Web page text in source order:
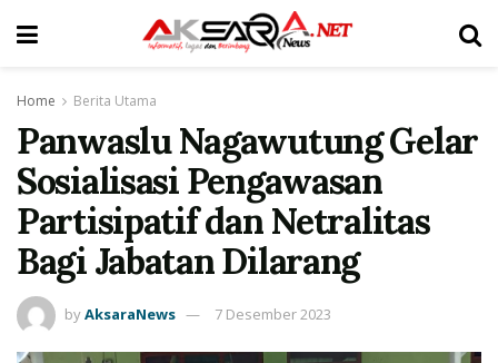
Home Berita Utama
Panwaslu Nagawutung Gelar
Sosialisasi Pengawasan
Partisipatif dan Netralitas
Bagi Jabatan Dilarang
byAksaraNews 7 Desember 2023